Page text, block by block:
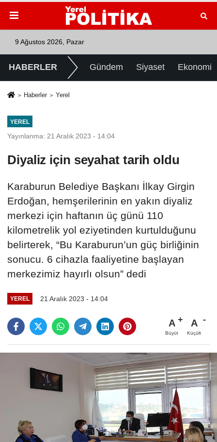
9 Ağustos 2026, Pazar
HABERLER Gündem Siyaset Ekonomi
Haberler Yerel
YEREL
Yayınlanma: 21 Aralık 2023 - 14:04
Diyaliz için seyahat tarih oldu
Karaburun Belediye Başkanı İlkay Girgin
Erdoğan, hemşerilerinin en yakın diyaliz
merkezi için haftanın üç günü 110
kilometrelik yol eziyetinden kurtulduğunu
belirterek, “Bu Karaburun’un güç birliğinin
sonucu. 6 cihazla faaliyetine başlayan
merkezimiz hayırlı olsun” dedi
YEREL 21 Aralık 2023 - 14:04
A
Büyüt
A
Küçült